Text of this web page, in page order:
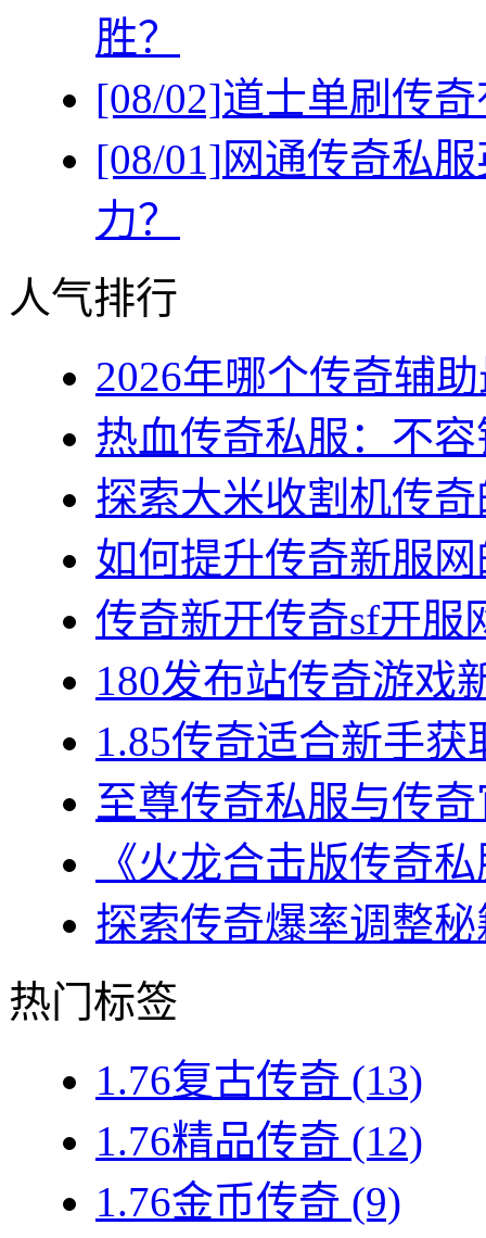
胜？
[08/02]道士单刷传
[08/01]网通传奇私
力？
人气排行
2026年哪个传奇辅
热血传奇私服：不
探索大米收割机传
如何提升传奇新服
传奇新开传奇sf开服
180发布站传奇游戏
1.85传奇适合新手
至尊传奇私服与传
《火龙合击版传奇
探索传奇爆率调整
热门标签
1.76复古传奇 (13)
1.76精品传奇 (12)
1.76金币传奇 (9)